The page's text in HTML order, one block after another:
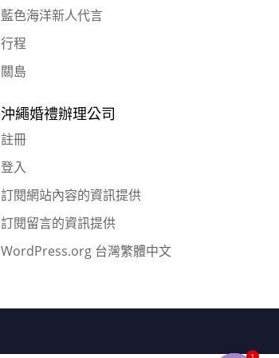
藍色海洋新人代言
行程
關島
沖繩婚禮辦理公司
註冊
登入
訂閱網站內容的資訊提供
訂閱留言的資訊提供
WordPress.org 台灣繁體中文